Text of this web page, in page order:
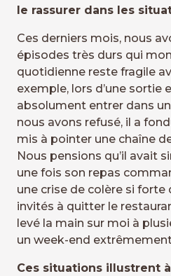
le rassurer dans les
Ces derniers mois, nous
épisodes très durs qui
quotidienne reste fragile
exemple, lors d’une sortie
absolument entrer dans
nous avons refusé, il a
mis à pointer une chaîne
Nous pensions qu’il avait
une fois son repas
une crise de colère si forte
invités à quitter le
levé la main sur moi à
un week-end
Ces situations illustrent